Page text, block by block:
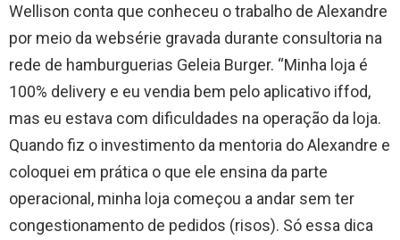
Wellison conta que conheceu o trabalho de Alexandre
por meio da websérie gravada durante consultoria na
rede de hamburguerias Geleia Burger. “Minha loja é
100% delivery e eu vendia bem pelo aplicativo iffod,
mas eu estava com dificuldades na operação da loja.
Quando fiz o investimento da mentoria do Alexandre e
coloquei em prática o que ele ensina da parte
operacional, minha loja começou a andar sem ter
congestionamento de pedidos (risos). Só essa dica